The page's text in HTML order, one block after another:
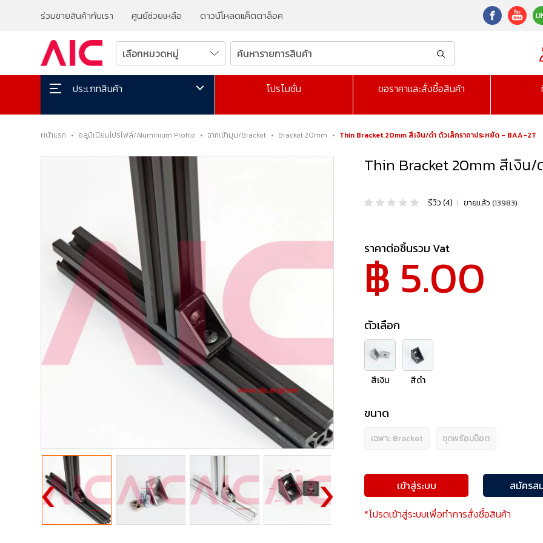
ร่วมขายสินค้ากับเรา ศูนย์ช่วยเหลือ ดาวน์โหลดแค็ตตาล็อค
ประเภทสินค้า โปรโมชั่น ขอราคาและสั่งซื้อสินค้า
หน้าแรก • อลูมิเนียมโปรไฟล์/Aluminium Profile • ฉากเข้ามุม/Bracket • Bracket 20mm • Thin Bracket 20mm สีเงิน/ดำ ตัวเล็กราคาประหยัด - BAA-2T
Thin Bracket 20mm สีเงิน/
รีวิว (4) | ขายแล้ว (13983)
ราคาต่อชิ้นรวม Vat
฿ 5.00
ตัวเลือก
สีเงิน สีดำ
ขนาด
เฉพาะ Bracket ชุดพร้อมน็อต
เข้าสู่ระบบ
สมัครส
*โปรดเข้าสู่ระบบเพื่อทำการสั่งซื้อสินค้า